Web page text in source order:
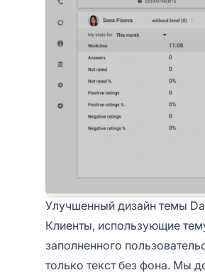
Улучшенный дизайн темы
Клиенты, использующие
заполненного
только текст без фона. Мы